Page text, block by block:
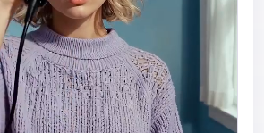
leve realismo de câmera na
de campo suave, energia viral
do TikTok e cortes sincronizados
o movimento fluido e
A cena final revela uma cabeça
e careca com expressão